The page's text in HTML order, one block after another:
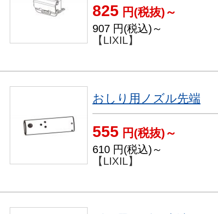
825 円(税抜)～
907 円(税込)～
【LIXIL】
おしり用ノズル先端
555 円(税抜)～
610 円(税込)～
【LIXIL】